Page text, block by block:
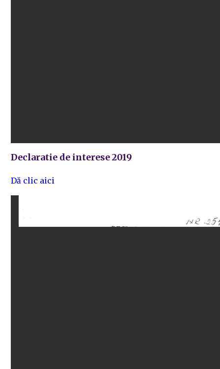
Declaratie de interese 2019
Dă clic aici